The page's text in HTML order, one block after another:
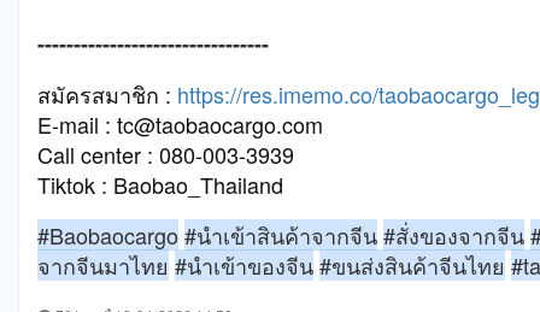
--------------------------------
สมัครสมาชิก : https://res.imemo.co/
E-mail : tc@taobaocargo.com
Call center : 080-003-3939
Tiktok : Baobao_Thailand
#Baobaocargo #นำเข้าสินค้าจากจีน#สั่งของจากจีน
จากจีนมาไทย #นำเข้าของจีน#ขนส่งสินค้าจีนไทย